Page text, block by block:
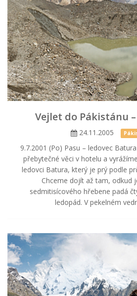
Vejlet do Pákistánu
24.11.2005
9.7.2001 (Po) Pasu – ledovec
přebytečné věci v hotelu a
ledovci Batura, který je prý podle
Chceme dojít až tam, odkud
sedmitisícového hřebene padá
ledopád. V pekelném